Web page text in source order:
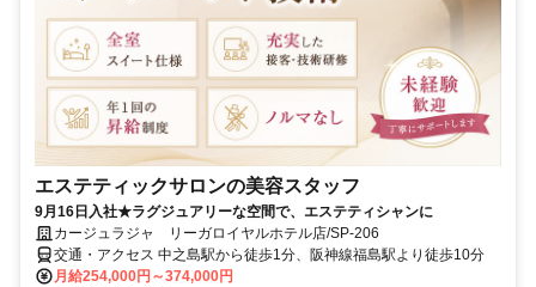
エステティックサロンの美容スタッフ
9月16日入社★ラグジュアリーな空間で、エステティシャンに
カージュラジャ リーガロイヤルホテル店/SP-206
交通・アクセス 中之島駅から徒歩1分、阪神線福島駅より徒歩10分
月給254,000円～374,000円